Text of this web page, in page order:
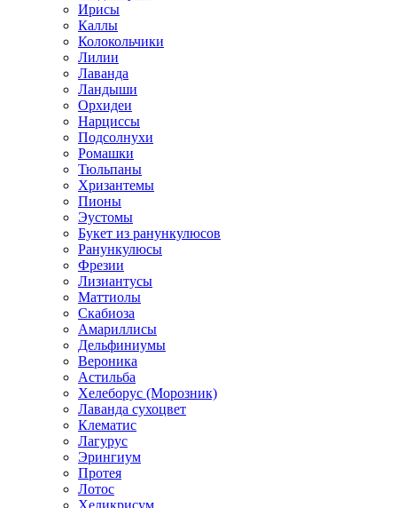
Ирисы
Каллы
Колокольчики
Лилии
Лаванда
Ландыши
Орхидеи
Нарциссы
Подсолнухи
Ромашки
Тюльпаны
Хризантемы
Пионы
Эустомы
Букет из ранункулюсов
Ранункулюсы
Фрезии
Лизиантусы
Маттиолы
Скабиоза
Амариллисы
Дельфиниумы
Вероника
Астильба
Хелеборус (Морозник)
Лаванда сухоцвет
Клематис
Лагурус
Эрингиум
Протея
Лотос
Хеликрисум